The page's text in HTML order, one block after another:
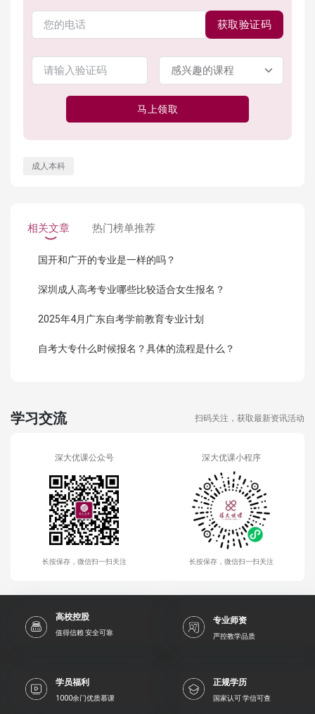
获取验证码
马上领取
成人本科
相关文章 热门榜单推荐
国开和广开的专业是一样的吗？
深圳成人高考专业哪些比较适合女生报名？
2025年4月广东自考学前教育专业计划
自考大专什么时候报名？具体的流程是什么？
学习交流 扫码关注，获取最新资讯活动
深大优课公众号
长按保存，微信扫一扫关注
深大优课小程序
长按保存，微信扫一扫关注
高校控股
值得信赖 安全可靠
专业师资
严控教学品质
学员福利
1000余门优质慕课
正规学历
国家认可 学信可查